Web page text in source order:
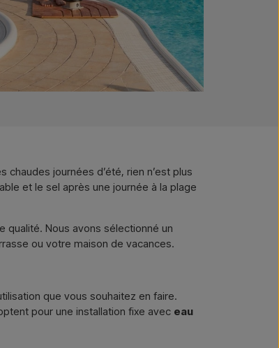
journées d’été, rien n’est plus
et le sel après une journée à la plage
qualité. Nous avons sélectionné un
ou votre maison de vacances.
que vous souhaitez en faire.
pour une installation fixe avec eau